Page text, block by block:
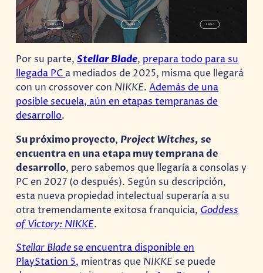
Por su parte,Stellar Blade, prepara todo para su
llegada PC a mediados de 2025, misma que llegará
con un crossover con NIKKE.Además de una
posible secuela, aún en etapas tempranas de
desarrollo.
Su próximo proyecto, Project Witches,se
encuentra en una etapa muy temprana de
desarrollo, pero sabemos que llegaría a consolas y
PC en 2027 (o después). Según su descripción,
esta nueva propiedad intelectual superaría a su
otra tremendamente exitosa franquicia, Goddess
of Victory: NIKKE.
Stellar Blade se encuentra disponible en
PlayStation 5, mientras que NIKKE se puede